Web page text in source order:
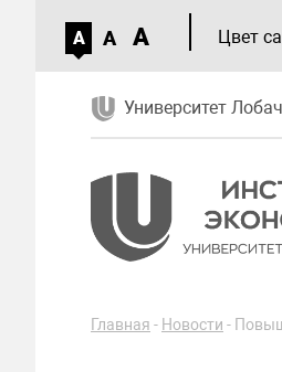
A A A Цвет
Университет
Главная - Новости -